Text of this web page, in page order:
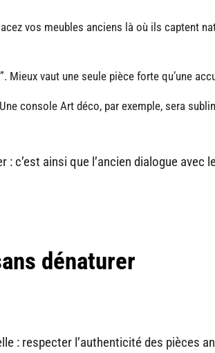
vos meubles anciens là où ils captent
Mieux vaut une seule pièce forte qu’une
console Art déco, par exemple, sera
: c’est ainsi que l’ancien dialogue avec
dénaturer
: respecter l’authenticité des pièces